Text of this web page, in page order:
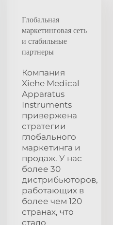
Глобальная
маркетинговая сеть
и стабильные
партнеры
Компания
Xiehe Medical
Apparatus
Instruments
привержена
стратегии
глобального
маркетинга и
продаж. У нас
более 30
дистрибьюторов,
работающих в
более чем 120
странах, что
стало